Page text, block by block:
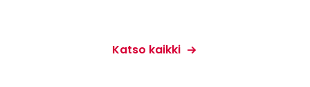
Katso kaikki